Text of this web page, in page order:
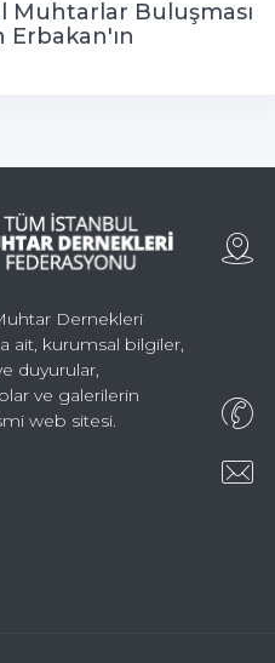
Muhtarlar Buluşması
Erbakan'ın
Dernekleri
ait, kurumsal bilgiler,
duyurular,
ve galerilerin
web sitesi.